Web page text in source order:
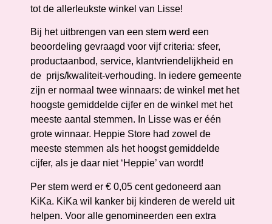
tot de allerleukste winkel van Lisse!
Bij het uitbrengen van een stem werd een
beoordeling gevraagd voor vijf criteria: sfeer,
productaanbod, service, klantvriendelijkheid en
de prijs/kwaliteit-verhouding. In iedere gemeente
zijn er normaal twee winnaars: de winkel met het
hoogste gemiddelde cijfer en de winkel met het
meeste aantal stemmen. In Lisse was er één
grote winnaar. Heppie Store had zowel de
meeste stemmen als het hoogst gemiddelde
cijfer, als je daar niet ‘Heppie’ van wordt!
Per stem werd er € 0,05 cent gedoneerd aan
KiKa. KiKa wil kanker bij kinderen de wereld uit
helpen. Voor alle genomineerden een extra